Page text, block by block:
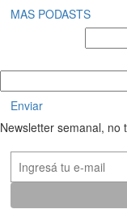
MAS PODASTS
Enviar
Newsletter semanal, no